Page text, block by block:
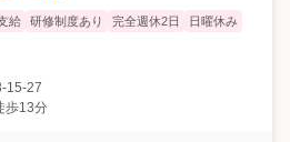
給 研修制度あり 完全週休2日 日曜休み
15-27
歩13分